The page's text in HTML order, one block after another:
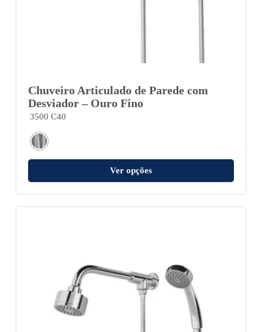
Chuveiro Articulado de Parede com
Desviador – Ouro Fino
3500 C40
Ver opções